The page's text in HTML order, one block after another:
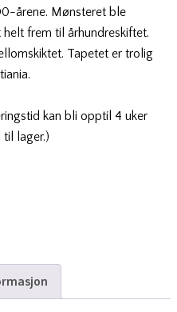
årene. Mønsteret ble
frem til århundreskiftet.
Tapetet er trolig
kan bli opptil 4 uker
lager.)